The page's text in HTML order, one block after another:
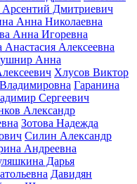
Дмитриевич
Анна Николаевна
Анна Игоревна
Анастасия Алексеевна
Анна
Хлусов Виктор
Гаранина
Сергеевич
Александр
Зотова Надежда
Силин Александр
Андреевна
Дарья
Давидян